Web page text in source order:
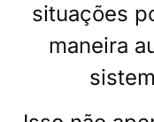
situações
maneira